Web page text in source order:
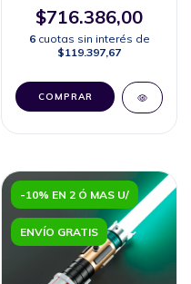
$716.386,00
6 cuotas sin interés de
$119.397,67
COMPRAR
-10% EN 2 Ó MAS U/
ENVÍO GRATIS